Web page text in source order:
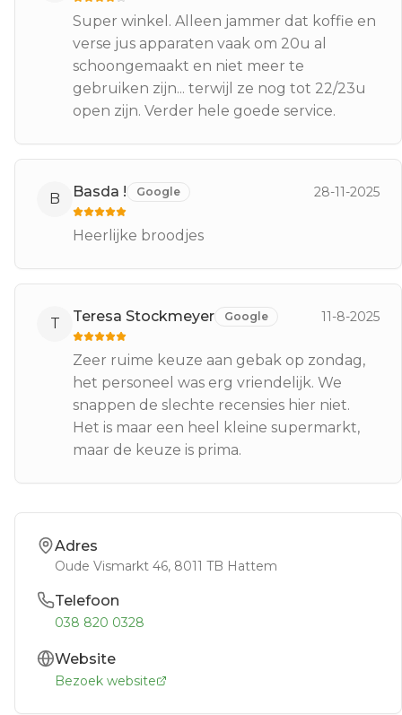
Super winkel. Alleen jammer dat koffie en
verse jus apparaten vaak om 20u al
schoongemaakt en niet meer te
gebruiken zijn... terwijl ze nog tot 22/23u
open zijn. Verder hele goede service.
B Basda ! Google 28-11-2025
Heerlijke broodjes
T Teresa Stockmeyer Google 11-8-2025
Zeer ruime keuze aan gebak op zondag,
het personeel was erg vriendelijk. We
snappen de slechte recensies hier niet.
Het is maar een heel kleine supermarkt,
maar de keuze is prima.
Adres
Oude Vismarkt 46, 8011 TB Hattem
Telefoon
038 820 0328
Website
Bezoek website